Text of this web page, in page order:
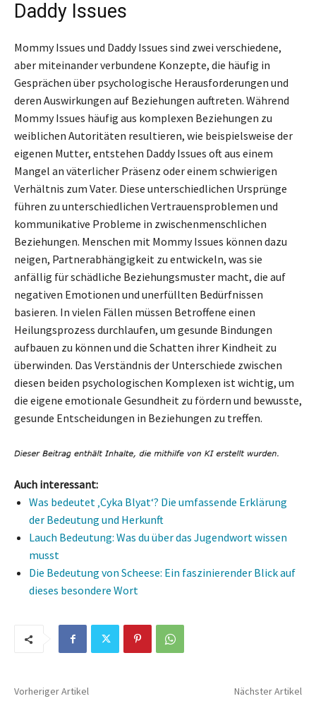
Daddy Issues
Mommy Issues und Daddy Issues sind zwei verschiedene,
aber miteinander verbundene Konzepte, die häufig in
Gesprächen über psychologische Herausforderungen und
deren Auswirkungen auf Beziehungen auftreten. Während
Mommy Issues häufig aus komplexen Beziehungen zu
weiblichen Autoritäten resultieren, wie beispielsweise der
eigenen Mutter, entstehen Daddy Issues oft aus einem
Mangel an väterlicher Präsenz oder einem schwierigen
Verhältnis zum Vater. Diese unterschiedlichen Ursprünge
führen zu unterschiedlichen Vertrauensproblemen und
kommunikative Probleme in zwischenmenschlichen
Beziehungen. Menschen mit Mommy Issues können dazu
neigen, Partnerabhängigkeit zu entwickeln, was sie
anfällig für schädliche Beziehungsmuster macht, die auf
negativen Emotionen und unerfüllten Bedürfnissen
basieren. In vielen Fällen müssen Betroffene einen
Heilungsprozess durchlaufen, um gesunde Bindungen
aufbauen zu können und die Schatten ihrer Kindheit zu
überwinden. Das Verständnis der Unterschiede zwischen
diesen beiden psychologischen Komplexen ist wichtig, um
die eigene emotionale Gesundheit zu fördern und bewusste,
gesunde Entscheidungen in Beziehungen zu treffen.
Auch interessant:
Was bedeutet ‚Cyka Blyat‘? Die umfassende Erklärung
der Bedeutung und Herkunft
Lauch Bedeutung: Was du über das Jugendwort wissen
musst
Die Bedeutung von Scheese: Ein faszinierender Blick auf
dieses besondere Wort
Vorheriger Artikel Nächster Artikel